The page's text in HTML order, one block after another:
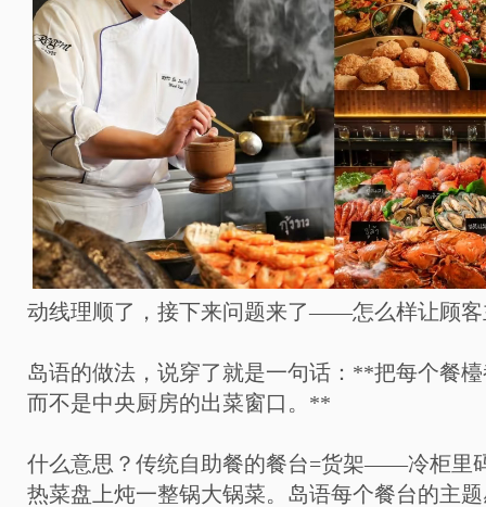
动线理顺了，接下来问题来了——怎么样让顾客
岛语的做法，说穿了就是一句话：**把每个餐
而不是中央厨房的出菜窗口。**
什么意思？传统自助餐的餐台=货架——冷柜里
热菜盘上炖一整锅大锅菜。岛语每个餐台的主